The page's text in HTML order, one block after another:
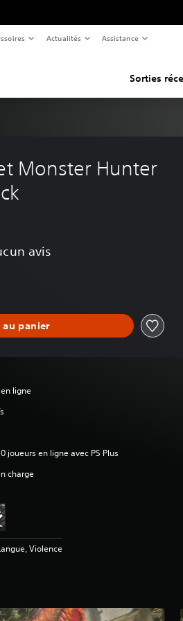
Actualités Assistance
Sorties
Monster Hunter
avis
panier
ligne
joueurs en ligne avec PS Plus
charge
Violence